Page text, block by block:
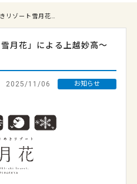
リゾート雪月花…
月花」による上越妙高～
2025/11/06 お知らせ